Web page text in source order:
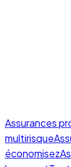
Assurances
multirisque
économisez